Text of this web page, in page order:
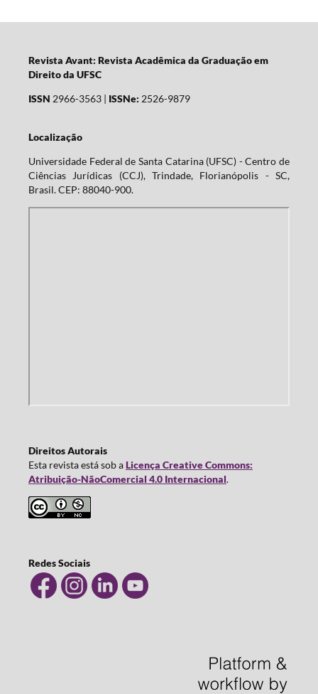
Revista Avant: Revista Acadêmica da Graduação em
Direito da UFSC
ISSN 2966-3563 | ISSNe: 2526-9879
Localização
Universidade Federal de Santa Catarina (UFSC) - Centro de
Ciências Jurídicas (CCJ), Trindade, Florianópolis - SC,
Brasil. CEP: 88040-900.
Direitos Autorais
Esta revista está sob aLicença Creative Commons:
Atribuição-NãoComercial 4.0 Internacional.
Redes Sociais